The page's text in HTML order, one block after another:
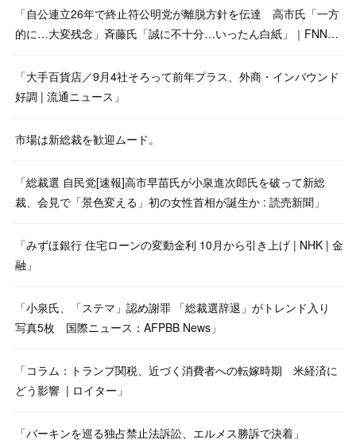
「自公連立26年で終止符公明党が離脱方針を伝達 高市氏「一方
的に…大変残念」斉藤氏「誠に不十分…いったん白紙」｜FNN…
「大手百貨店／9月4社そろって前年プラス、外商・インバウンド
好調 | 流通ニュース」
市場は新総裁を歓迎ムード。
「総裁選 自民党[速報]高市早苗氏が小泉進次郎氏を破って新総
裁、会見で「景色変える」初の女性首相が誕生か : 読売新聞」
「みずほ銀行 住宅ローンの変動金利 10月から引き上げ | NHK | 金
融」
「小泉氏、「ステマ」認め謝罪 「総裁選辞退」がトレンド入り
写真5枚 国際ニュース：AFPBB News」
「コラム：トランプ関税、近づく消費者への転嫁時期 米経済に
どう影響 | ロイター」
「バーキンを巡る独占禁止法訴訟、エルメス勝訴で決着」